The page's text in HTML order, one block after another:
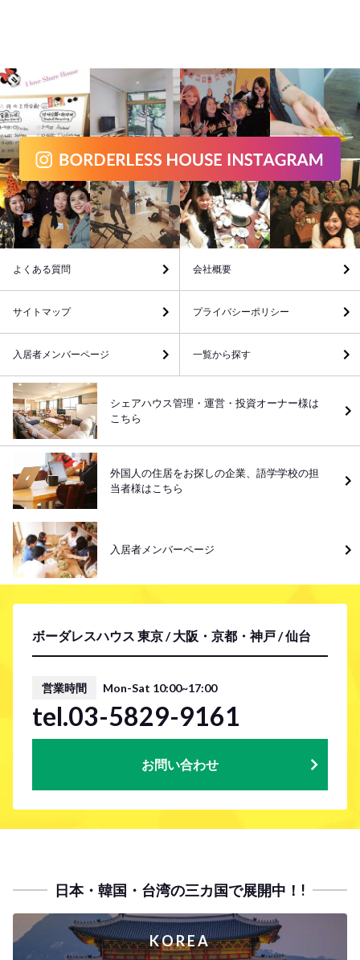
ボーダレスハウス 東京 / 大阪・京都・神戸 / 仙台
営業時間 Mon-Sat 10:00~17:00
tel.03-5829-9161
お問い合わせ
よくある質問 会社概要
サイトマップ プライバシーポリシー
入居者メンバーページ 一覧から探す
シェアハウス管理・運営・投資オーナー様は
こちら
外国人の住居をお探しの企業、語学学校の担
当者様はこちら
入居者メンバーページ
日本・韓国・台湾の三カ国で展開中！!
KOREA